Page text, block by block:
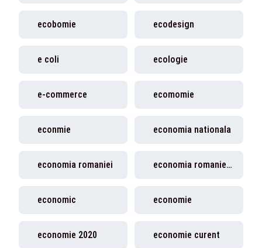
ecobomie ecodesign
e coli ecologie
e-commerce ecomomie
econmie economia nationala
economia romaniei economia romaniei 2026
economic economie
economie 2020 economie curent